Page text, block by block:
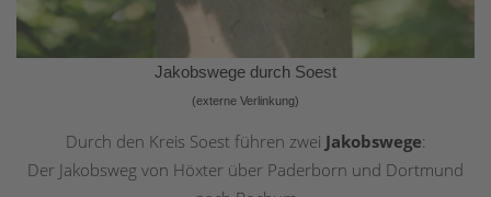
Jakobswege durch Soest
(externe Verlinkung)
Durch den Kreis Soest führen zwei Jakobswege:
Der Jakobsweg von Höxter über Paderborn und Dortmund